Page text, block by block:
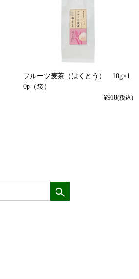
フルーツ麦茶（はくとう） 10g×1
0p（袋）
¥918(税込)